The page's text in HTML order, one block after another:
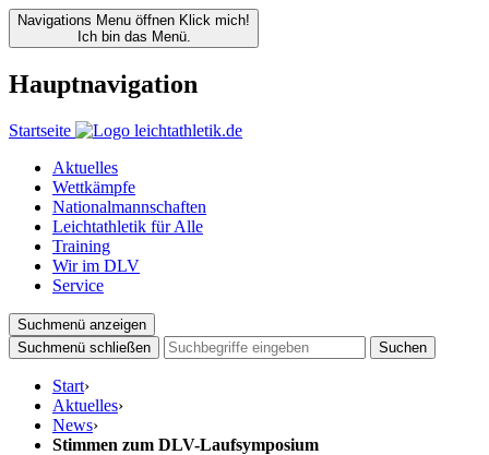
Navigations Menu öffnen Klick mich!
Ich bin das Menü.
Hauptnavigation
Startseite
Aktuelles
Wettkämpfe
Nationalmannschaften
Leichtathletik für Alle
Training
Wir im DLV
Service
Suchmenü anzeigen
Suchmenü schließen
Suchen
Start›
Aktuelles›
News›
Stimmen zum DLV-Laufsymposium